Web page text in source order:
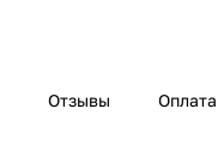
Отзывы Оплата